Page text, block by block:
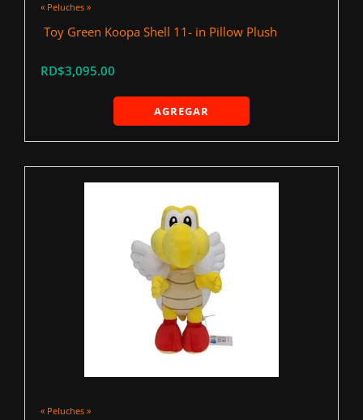
« Peluches »
‍ Toy Green Koopa Shell 11- in Pillow Plush
RD$3,095.00
AGREGAR
« Peluches »